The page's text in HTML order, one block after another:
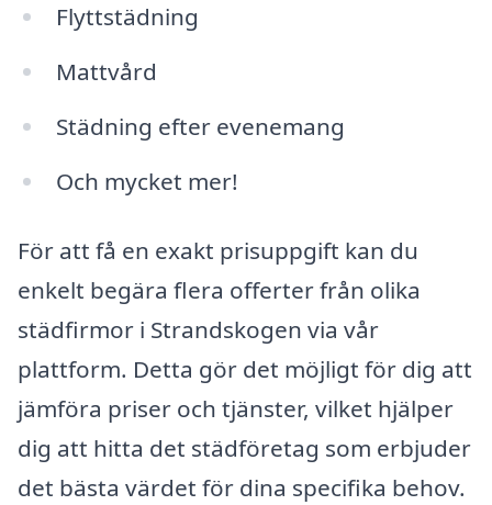
Flyttstädning
Mattvård
Städning efter evenemang
Och mycket mer!
För att få en exakt prisuppgift kan du
enkelt begära flera offerter från olika
städfirmor i Strandskogen via vår
plattform. Detta gör det möjligt för dig att
jämföra priser och tjänster, vilket hjälper
dig att hitta det städföretag som erbjuder
det bästa värdet för dina specifika behov.